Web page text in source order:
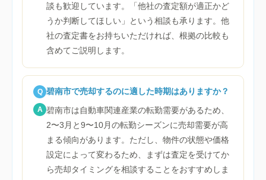
談も歓迎しています。「他社の査定額が適正かど
うか判断してほしい」という相談も承ります。他
社の査定書をお持ちいただければ、根拠の比較も
含めてご説明します。
Q 碧南市で売却するのに適した時期はありますか？
A 碧南市は自動車関連産業の転勤需要があるため、
2〜3月と9〜10月の転勤シーズンに売却需要が高
まる傾向があります。ただし、物件の状態や価格
設定によって変わるため、まずは査定を受けてか
ら売却タイミングを相談することをおすすめしま